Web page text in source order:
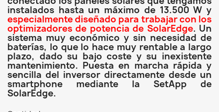
instalados hasta un máximo de 13.500 W y
especialmente diseñado para trabajar con los
optimizadores de potencia de SolarEdge. Un
sistema muy económico y sin necesidad de
baterías, lo que lo hace muy rentable a largo
plazo, dado su bajo coste y su inexistente
mantenimiento. Puesta en marcha rápida y
sencilla del inversor directamente desde un
smartphone mediante la SetApp de
SolarEdge.